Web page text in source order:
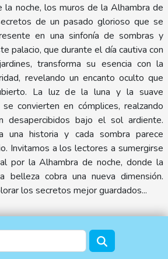
noche, los muros de la Alhambra de
de un pasado glorioso que se
en una sinfonía de sombras y
palacio, que durante el día cautiva con
transforma su esencia con la
revelando un encanto oculto que
La luz de la luna y la suave
se convierten en cómplices, realzando
desapercibidos bajo el sol ardiente.
una historia y cada sombra parece
Invitamos a los lectores a sumergirse
por la Alhambra de noche, donde la
belleza cobra una nueva dimensión.
los secretos mejor guardados...